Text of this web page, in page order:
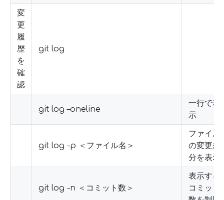
変
更
履
歴
を
確
認
git log
git log –oneline
一行で表
示
git log -p ＜ファイル名＞
ファイル
の変更差
分を表示
git log -n ＜コミット数＞
表示する
コミット